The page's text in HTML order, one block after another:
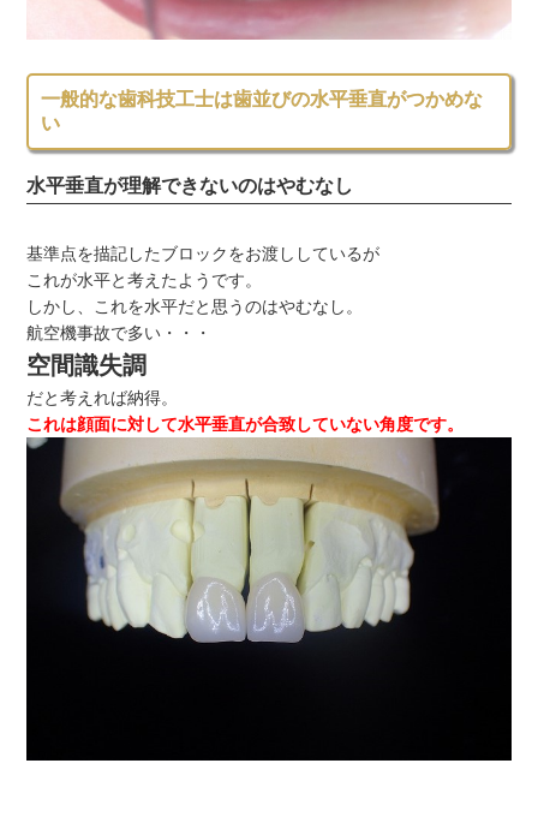
一般的な歯科技工士は歯並びの水平垂直がつかめな
い
水平垂直が理解できないのはやむなし
基準点を描記したブロックをお渡ししているが
これが水平と考えたようです。
しかし、これを水平だと思うのはやむなし。
航空機事故で多い・・・
空間識失調
だと考えれば納得。
これは顔面に対して水平垂直が合致していない角度です。